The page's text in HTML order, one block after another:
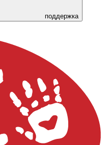
поддержка